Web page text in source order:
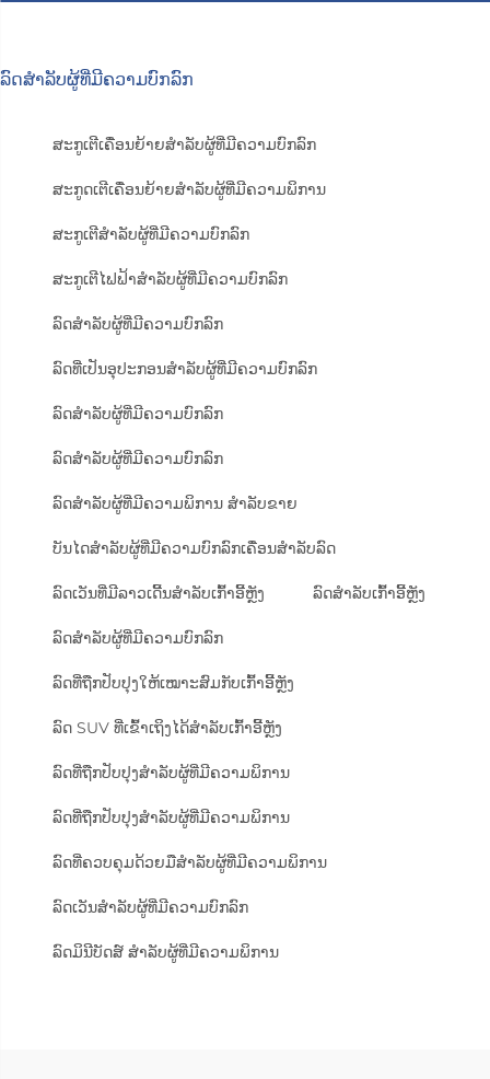
ລົດສຳລັບຜູ້ທີ່ມີຄວາມບົກລົກ
ສະກູເຕີເຄື່ອນຍ້າຍສຳລັບຜູ້ທີ່ມີຄວາມບົກລົກ
ສະກູດເຕີເຄື່ອນຍ້າຍສຳລັບຜູ້ທີ່ມີຄວາມພິການ
ສະກູເຕີສຳລັບຜູ້ທີ່ມີຄວາມບົກລົກ
ສະກູເຕີໄຟຟ້າສຳລັບຜູ້ທີ່ມີຄວາມບົກລົກ
ລົດສຳລັບຜູ້ທີ່ມີຄວາມບົກລົກ
ລົດທີ່ເປັນອຸປະກອນສຳລັບຜູ້ທີ່ມີຄວາມບົກລົກ
ລົດສຳລັບຜູ້ທີ່ມີຄວາມບົກລົກ
ລົດສຳລັບຜູ້ທີ່ມີຄວາມບົກລົກ
ລົດສຳລັບຜູ້ທີ່ມີຄວາມພິການ ສຳລັບຂາຍ
ບັນໄດສຳລັບຜູ້ທີ່ມີຄວາມບົກລົກເຄື່ອນສຳລັບລົດ
ລົດເວັນທີ່ມີລາວເດີ້ນສຳລັບເກົ້າອີ້ຫຼັງ ລົດສຳລັບເກົ້າອີ້ຫຼັງ
ລົດສຳລັບຜູ້ທີ່ມີຄວາມບົກລົກ
ລົດທີ່ຖືກປັບປຸງໃຫ້ເໝາະສົມກັບເກົ້າອີ້ຫຼັງ
ລົດ SUV ທີ່ເຂົ້າເຖິງໄດ້ສຳລັບເກົ້າອີ້ຫຼັງ
ລົດທີ່ຖືກປັບປຸງສຳລັບຜູ້ທີ່ມີຄວາມພິການ
ລົດທີ່ຖືກປັບປຸງສຳລັບຜູ້ທີ່ມີຄວາມພິການ
ລົດທີ່ຄວບຄຸມດ້ວຍມືສຳລັບຜູ້ທີ່ມີຄວາມພິການ
ລົດເວັນສຳລັບຜູ້ທີ່ມີຄວາມບົກລົກ
ລົດມິນີບັດສ໌ ສຳລັບຜູ້ທີ່ມີຄວາມພິການ